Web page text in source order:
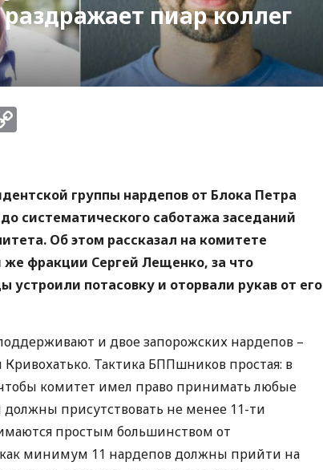
пиар коллег
группы нардепов от Блока Петра
систематического саботажа заседаний
Об этом рассказал на комитете
же фракции Сергей Лещенко, за что
потасовку и оторвали рукав от его
и двое запорожских нардепов –
Тактика БППшников простая: в
комитет имел право принимать любые
должны присутствовать не менее 11-ти
простым большинством от
минимум 11 нардепов должны прийти на